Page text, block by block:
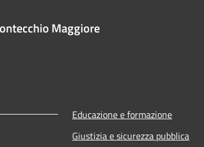
Maggiore
Educazione e formazione
Giustizia e sicurezza pubblica